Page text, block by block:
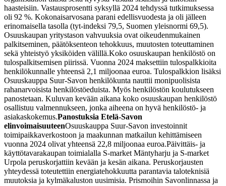
haasteisiin. Vastausprosentti syksyllä 2024 tehdyssä tutkimuksessa
oli 92 %. Kokonaisarvosana parani edellisvuodesta ja oli jälleen
erinomaisella tasolla (tyt-indeksi 79,5, Suomen yleisnormi 69,5).
Osuuskaupan yritystason vahvuuksia ovat oikeudenmukainen
palkitseminen, päätöksenteon tehokkuus, muutosten toteuttaminen
sekä yhteistyö yksiköiden välillä.Koko osuuskaupan henkilöstö on
tulospalkitsemisen piirissä. Vuonna 2024 maksettiin tulospalkkioita
henkilökunnalle yhteensä 2,1 miljoonaa euroa. Tulospalkkion lisäksi
Osuuskauppa Suur-Savon henkilökunta nauttii monipuolisista
rahanarvoisista henkilöstöeduista. Myös henkilöstön koulutukseen
panostetaan. Kuluvan kevään aikana koko osuuskaupan henkilöstö
osallistuu valmennukseen, jonka aiheena on hyvä henkilöstö- ja
asiakaskokemus.Panostuksia Etelä-Savon
elinvoimaisuuteenOsuuskauppa Suur-Savon investoinnit
toimipaikkaverkostoon ja maakunnan matkailun kehittämiseen
vuonna 2024 olivat yhteensä 22,8 miljoonaa euroa.Päivittäis- ja
käyttötavarakaupan toimialalla S-market Mäntyharju ja S-market
Urpola peruskorjattiin kevään ja kesän aikana. Peruskorjausten
yhteydessä toteutettiin energiatehokkuutta parantavia taloteknisiä
muutoksia ja kylmäkaluston uusimisia. Prismoihin Savonlinnassa ja